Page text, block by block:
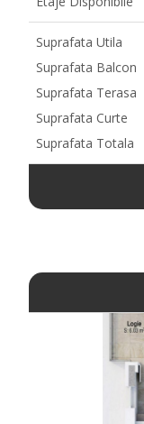
Suprafata Utila
Suprafata Balcon
Suprafata Terasa
Suprafata Curte
Suprafata Totala